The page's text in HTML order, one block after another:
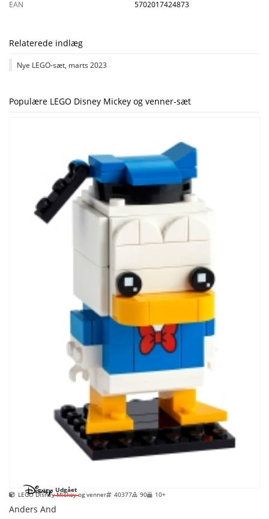
EAN 5702017424873
Relaterede indlæg
Nye LEGO-sæt, marts 2023
Populære LEGO Disney Mickey og venner-sæt
Udgået
LEGO Disney Mickey og venner 40377 90 10+
Anders And